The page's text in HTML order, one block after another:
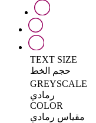
TEXT SIZE
حجم الخط
GREYSCALE
رمادي
COLOR
مقياس رمادي